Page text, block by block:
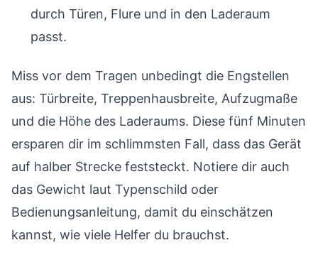
durch Türen, Flure und in den Laderaum
passt.
Miss vor dem Tragen unbedingt die Engstellen
aus: Türbreite, Treppenhausbreite, Aufzugmaße
und die Höhe des Laderaums. Diese fünf Minuten
ersparen dir im schlimmsten Fall, dass das Gerät
auf halber Strecke feststeckt. Notiere dir auch
das Gewicht laut Typenschild oder
Bedienungsanleitung, damit du einschätzen
kannst, wie viele Helfer du brauchst.